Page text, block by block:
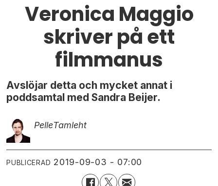
Veronica Maggio
skriver på ett
filmmanus
Avslöjar detta och mycket annat i
poddsamtal med Sandra Beijer.
PelleTamleht
PUBLICERAD 2019-09-03 - 07:00